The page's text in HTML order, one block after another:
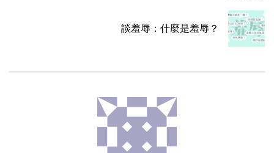
談羞辱：什麼是羞辱？